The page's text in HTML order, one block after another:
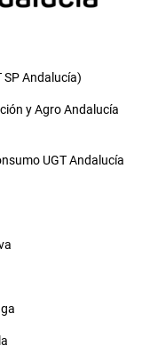
SP Andalucía)
y Agro Andalucía
UGT Andalucía